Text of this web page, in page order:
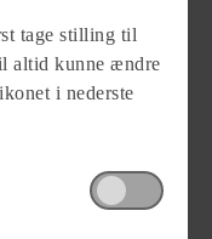
tage stilling til
altid kunne ændre
i nederste